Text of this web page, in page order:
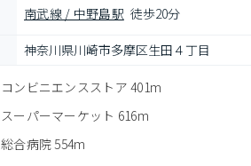
南武線 / 中野島駅 徒歩20分
神奈川県川崎市多摩区生田４丁目
コンビニエンスストア 401m
スーパーマーケット 616m
総合病院 554m